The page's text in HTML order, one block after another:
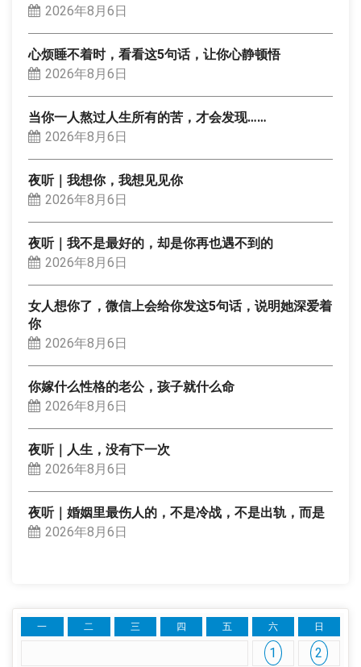
2026年8月6日
心烦睡不着时，看看这5句话，让你心静顿悟
2026年8月6日
当你一人熬过人生所有的苦，才会发现……
2026年8月6日
夜听｜我想你，我想见见你
2026年8月6日
夜听｜我不是最好的，却是你再也遇不到的
2026年8月6日
女人想你了，微信上会给你发这5句话，说明她深爱着
你
2026年8月6日
你嫁什么性格的老公，孩子就什么命
2026年8月6日
夜听｜人生，没有下一次
2026年8月6日
夜听｜婚姻里最伤人的，不是冷战，不是出轨，而是
2026年8月6日
一 二 三 四 五 六 日
1
2